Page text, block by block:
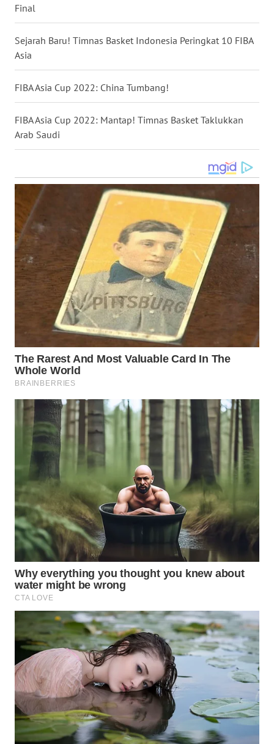
Final
Sejarah Baru! Timnas Basket Indonesia Peringkat 10 FIBA
Asia
FIBA Asia Cup 2022: China Tumbang!
FIBA Asia Cup 2022: Mantap! Timnas Basket Taklukkan
Arab Saudi
WN
JOGJA
WN
JATIM
WN
WN
KALBAR
WN
KALTENG
KALTARA
KALSEL
WN
WN
SULSEL
GORONTALO
WN
SULUT
WN
MALUKU
WN
MALUT
WN
DAIRI
WN
DANAU
TOBA